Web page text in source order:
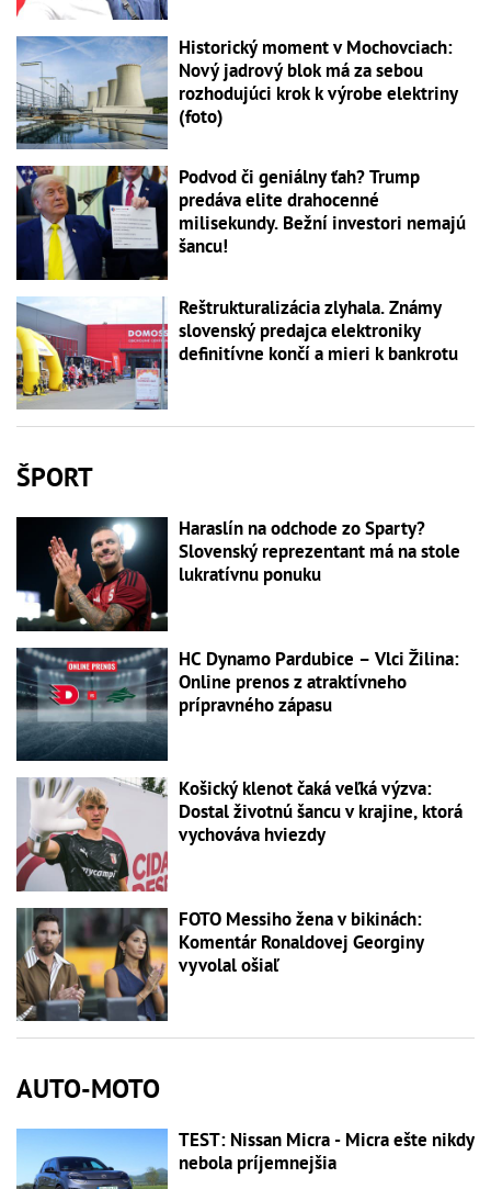
Historický moment v Mochovciach:
Nový jadrový blok má za sebou
rozhodujúci krok k výrobe elektriny
(foto)
Podvod či geniálny ťah? Trump
predáva elite drahocenné
milisekundy. Bežní investori nemajú
šancu!
Reštrukturalizácia zlyhala. Známy
slovenský predajca elektroniky
definitívne končí a mieri k bankrotu
ŠPORT
Haraslín na odchode zo Sparty?
Slovenský reprezentant má na stole
lukratívnu ponuku
HC Dynamo Pardubice – Vlci Žilina:
Online prenos z atraktívneho
prípravného zápasu
Košický klenot čaká veľká výzva:
Dostal životnú šancu v krajine, ktorá
vychováva hviezdy
FOTO Messiho žena v bikinách:
Komentár Ronaldovej Georginy
vyvolal ošiaľ
AUTO-MOTO
TEST: Nissan Micra - Micra ešte nikdy
nebola príjemnejšia